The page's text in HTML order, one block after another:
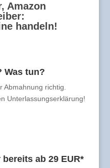
Amazon
handeln!
Was tun?
Abmahnung richtig.
Unterlassungserklärung!
ab 29 EUR*